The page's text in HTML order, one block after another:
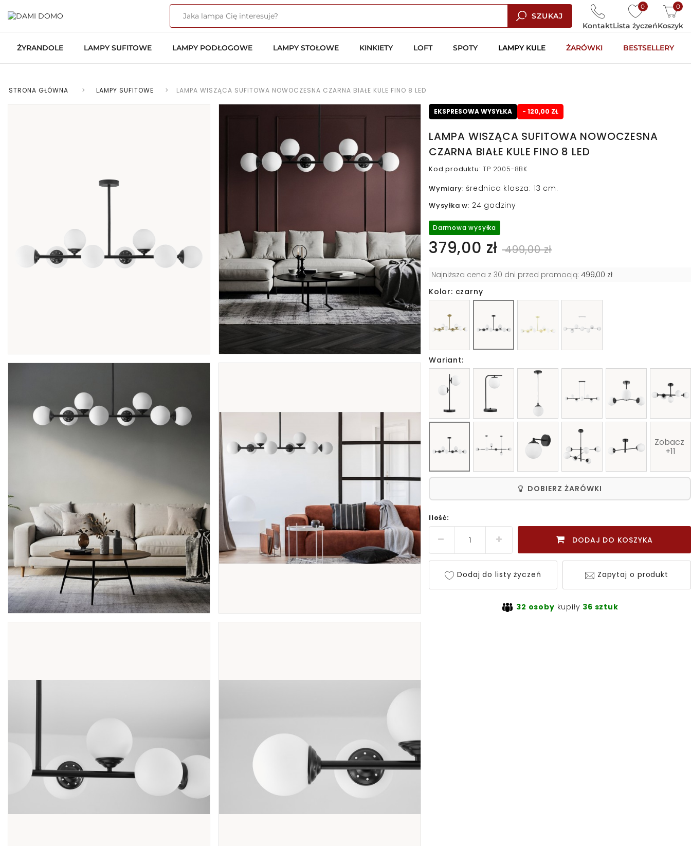
SZUKAJ
0
Lista życzeń
0
Koszyk
Kontakt
ŻYRANDOLE LAMPY SUFITOWE LAMPY PODŁOGOWE LAMPY STOŁOWE KINKIETY LOFT SPOTY LAMPY KULE ŻARÓWKI BESTSELLERY
STRONA GŁÓWNA > LAMPY SUFITOWE > LAMPA WISZĄCA SUFITOWA NOWOCZESNA CZARNA BIAŁE KULE FINO 8 LED
EKSPRESOWA WYSYŁKA - 120,00 ZŁ
LAMPA WISZĄCA SUFITOWA NOWOCZESNA
CZARNA BIAŁE KULE FINO 8 LED
Kod produktu:TP 2005-8BK
Wymiary: średnica klosza: 13 cm.
Wysyłka w: 24 godziny
Darmowa wysyłka
379,00 zł 499,00 zł
Najniższa cena z 30 dni przed promocją: 499,00 zł
Kolor: czarny
Wariant:
Zobacz
+11
DOBIERZ ŻARÓWKI
Ilość:
DODAJ DO KOSZYKA
Dodaj do listy życzeń Zapytaj o produkt
32 osoby kupiły 36 sztuk